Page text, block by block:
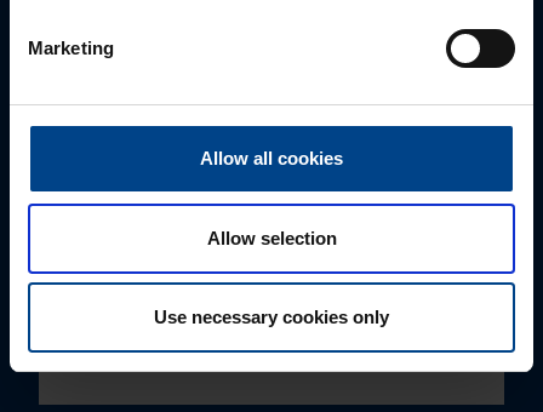
Marketing
Allow all cookies
Allow selection
Use necessary cookies only
Uzvārds*